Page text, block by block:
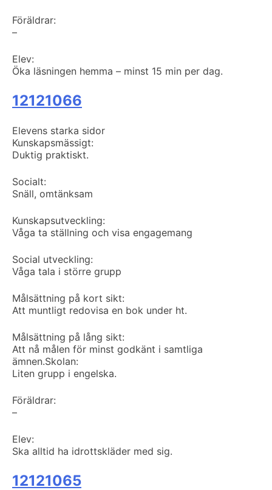
Föräldrar:
–
Elev:
Öka läsningen hemma – minst 15 min per dag.
12121066
Elevens starka sidor
Kunskapsmässigt:
Duktig praktiskt.
Socialt:
Snäll, omtänksam
Kunskapsutveckling:
Våga ta ställning och visa engagemang
Social utveckling:
Våga tala i större grupp
Målsättning på kort sikt:
Att muntligt redovisa en bok under ht.
Målsättning på lång sikt:
Att nå målen för minst godkänt i samtliga
ämnen.Skolan:
Liten grupp i engelska.
Föräldrar:
–
Elev:
Ska alltid ha idrottskläder med sig.
12121065